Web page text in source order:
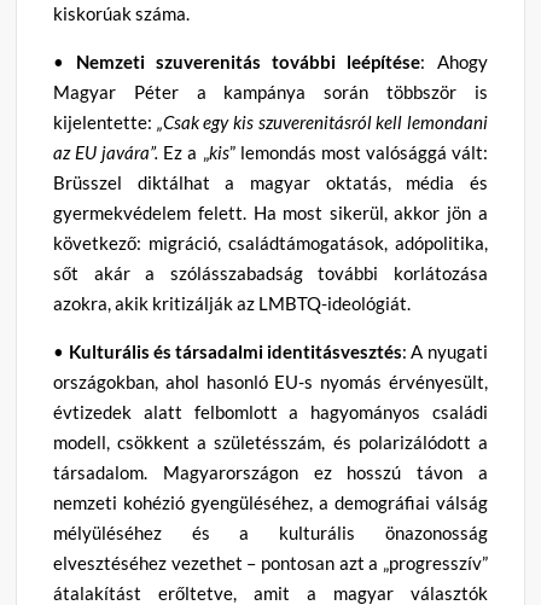
kiskorúak száma.
• Nemzeti szuverenitás további leépítése: Ahogy
Magyar Péter a kampánya során többször is
kijelentette: „Csak egy kis szuverenitásról kell lemondani
az EU javára”. Ez a „kis” lemondás most valósággá vált:
Brüsszel diktálhat a magyar oktatás, média és
gyermekvédelem felett. Ha most sikerül, akkor jön a
következő: migráció, családtámogatások, adópolitika,
sőt akár a szólásszabadság további korlátozása
azokra, akik kritizálják az LMBTQ-ideológiát.
• Kulturális és társadalmi identitásvesztés: A nyugati
országokban, ahol hasonló EU-s nyomás érvényesült,
évtizedek alatt felbomlott a hagyományos családi
modell, csökkent a születésszám, és polarizálódott a
társadalom. Magyarországon ez hosszú távon a
nemzeti kohézió gyengüléséhez, a demográfiai válság
mélyüléséhez és a kulturális önazonosság
elvesztéséhez vezethet – pontosan azt a „progresszív”
átalakítást erőltetve, amit a magyar választók